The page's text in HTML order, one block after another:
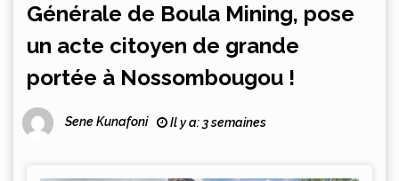
Générale de Boula Mining, pose
un acte citoyen de grande
portée à Nossombougou !
Sene Kunafoni Il y a: 3 semaines